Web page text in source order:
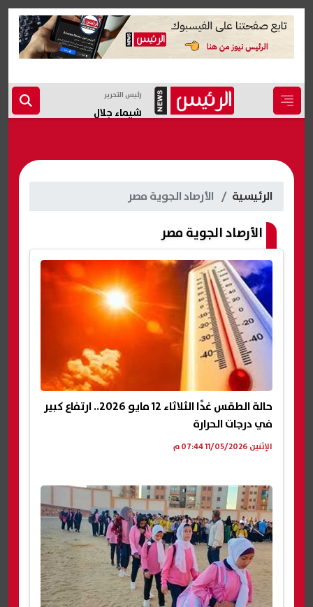
رئيس التحرير
شيماء جلال
الرئيسية الأرصاد الجوية مصر
الأرصاد الجوية مصر
حالة الطقس غدًا الثلاثاء 12 مايو 2026.. ارتفاع كبير
في درجات الحرارة
الإثنين 11/05/2026 07:44 م